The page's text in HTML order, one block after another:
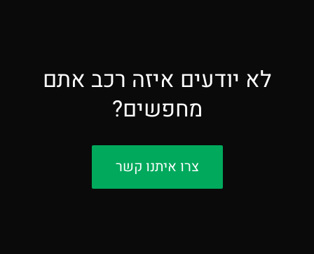
לא יודעים איזה רכב אתם
מחפשים?
צרו איתנו קשר